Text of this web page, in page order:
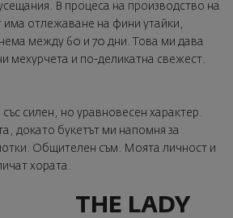
В процеса на производство на
има отлежаване на фини утайки,
между 60 и 70 дни. Това ми дава
мехурчета и по-деликатна свежест.
силен, но уравновесен характер.
докато букетът ми напомня за
Общителен съм. Моята личност и
хората.
THE LADY